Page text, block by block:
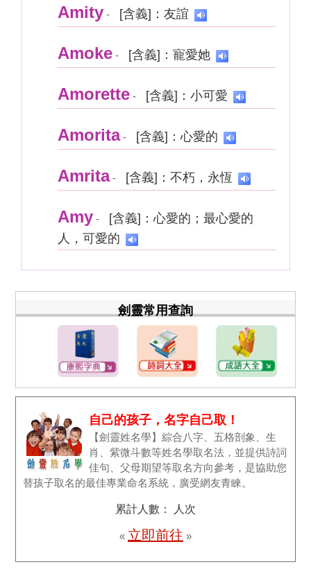
Amity - [含義]：友誼
Amoke - [含義]：寵愛她
Amorette - [含義]：小可愛
Amorita- [含義]：心愛的
Amrita- [含義]：不朽，永恆
Amy -
[含義]：心愛的；最心愛的
人，可愛的
劍靈常用查詢
自己的孩子，名字自己取！
【劍靈姓名學】綜合八字、五格剖象、生
肖、紫微斗數等姓名學取名法，並提供詩詞
佳句、父母期望等取名方向參考，是協助您
替孩子取名的最佳專業命名系統，廣受網友青睞。
累計人數： 人次
« 立即前往 »